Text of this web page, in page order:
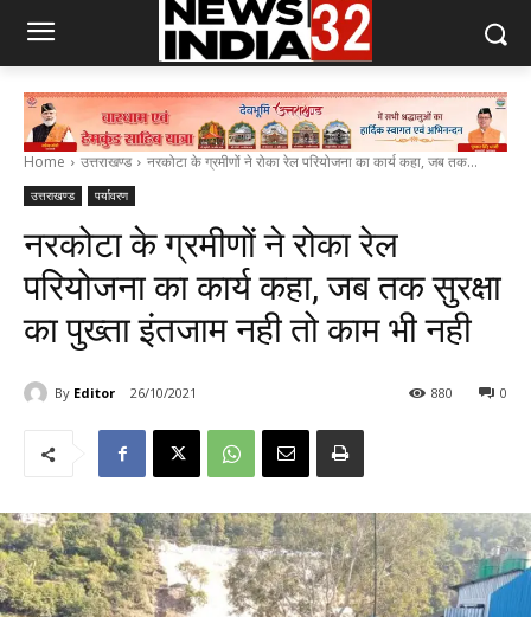
Home उत्तराखण्ड नरकोटा के ग्रमीणों ने रोका रेल परियोजना का कार्य कहा, जब तक...
उत्तराखण्ड पर्यावरण
नरकोटा के ग्रमीणों ने रोका रेल
परियोजना का कार्य कहा, जब तक सुरक्षा
का पुख्ता इंतजाम नही तो काम भी नही
By Editor 26/10/2021 0
880